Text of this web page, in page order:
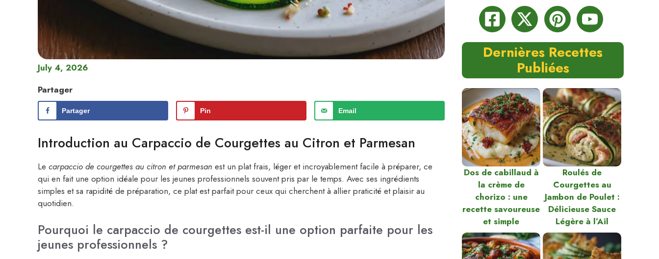
July 4, 2026
Partager
Partager Pin Email
Introduction au Carpaccio de Courgettes au Citron et Parmesan
Le carpaccio de courgettes au citron et parmesan est un plat frais, léger et incroyablement facile à préparer, ce
qui en fait une option idéale pour les jeunes professionnels souvent pris par le temps. Avec ses ingrédients
simples et sa rapidité de préparation, ce plat est parfait pour ceux qui cherchent à allier praticité et plaisir au
quotidien.
Pourquoi le carpaccio de courgettes est-il une option parfaite pour les
jeunes professionnels ?
Dernières Recettes
Publiées
Dos de cabillaud à
la crème de
chorizo : une
recette savoureuse
et simple
Roulés de
Courgettes au
Jambon de Poulet :
Délicieuse Sauce
Légère à l’Ail